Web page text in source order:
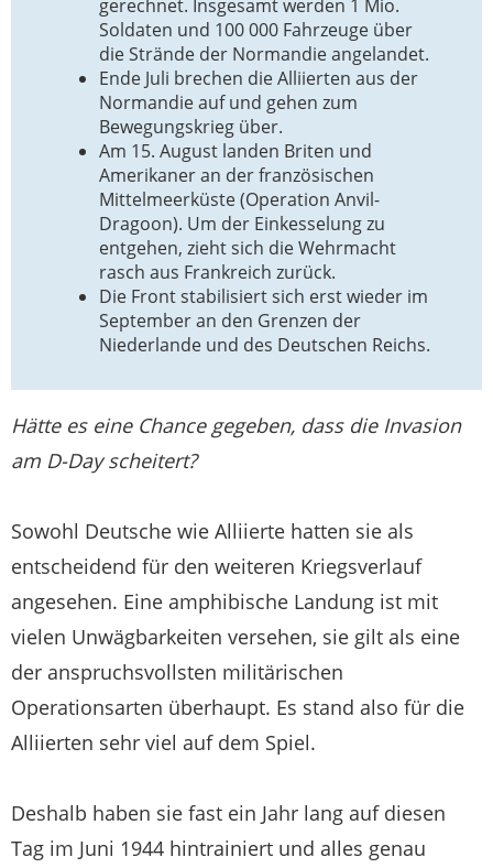
gerechnet. Insgesamt werden 1 Mio.
Soldaten und 100 000 Fahrzeuge über
die Strände der Normandie angelandet.
Ende Juli brechen die Alliierten aus der
Normandie auf und gehen zum
Bewegungskrieg über.
Am 15. August landen Briten und
Amerikaner an der französischen
Mittelmeerküste (Operation Anvil-
Dragoon). Um der Einkesselung zu
entgehen, zieht sich die Wehrmacht
rasch aus Frankreich zurück.
Die Front stabilisiert sich erst wieder im
September an den Grenzen der
Niederlande und des Deutschen Reichs.
Hätte es eine Chance gegeben, dass die Invasion
am D-Day scheitert?
Sowohl Deutsche wie Alliierte hatten sie als
entscheidend für den weiteren Kriegsverlauf
angesehen. Eine amphibische Landung ist mit
vielen Unwägbarkeiten versehen, sie gilt als eine
der anspruchsvollsten militärischen
Operationsarten überhaupt. Es stand also für die
Alliierten sehr viel auf dem Spiel.
Deshalb haben sie fast ein Jahr lang auf diesen
Tag im Juni 1944 hintrainiert und alles genau